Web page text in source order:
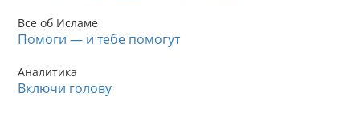
Все об Исламе
Помоги — и тебе помогут
Аналитика
Включи голову